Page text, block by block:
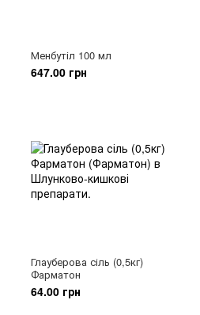
Менбутіл 100 мл
647.00 грн
Глауберова сіль (0,5кг)
Фарматон
64.00 грн